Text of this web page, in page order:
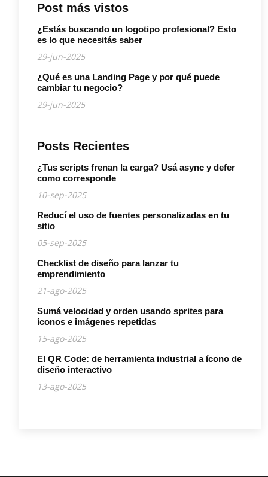
Post más vistos
¿Estás buscando un logotipo profesional? Esto
es lo que necesitás saber
29-jun-2025
¿Qué es una Landing Page y por qué puede
cambiar tu negocio?
29-jun-2025
Posts Recientes
¿Tus scripts frenan la carga? Usá async y defer
como corresponde
10-sep-2025
Reducí el uso de fuentes personalizadas en tu
sitio
05-sep-2025
Checklist de diseño para lanzar tu
emprendimiento
21-ago-2025
Sumá velocidad y orden usando sprites para
íconos e imágenes repetidas
15-ago-2025
El QR Code: de herramienta industrial a ícono de
diseño interactivo
13-ago-2025